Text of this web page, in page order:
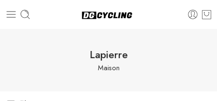
Lapierre
Maison